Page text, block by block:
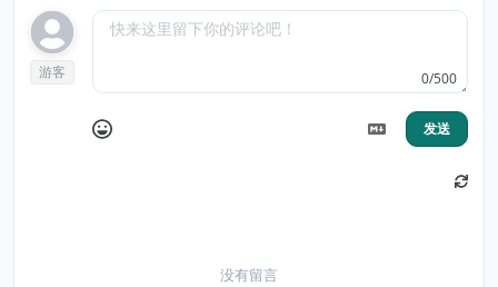
游客 0/500
发送
没有留言